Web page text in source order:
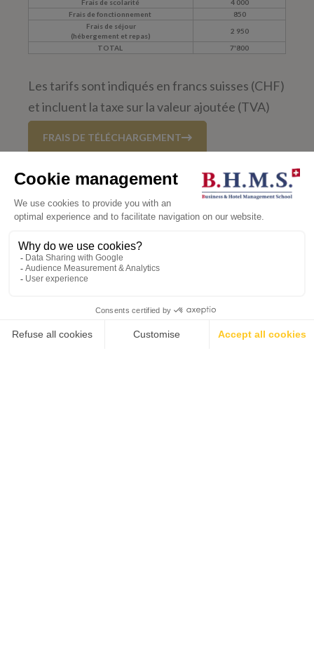
Frais de scolarité
4 000
Frais de fonctionnement
850
Frais de séjour
(hébergement et repas)
2 950
TOTAL
7'800
Les tarifs sont indiqués en francs suisses (CHF)
et incluent la taxe sur la valeur ajoutée (TVA)
FRAIS DE TÉLÉCHARGEMENT
Les coûts d'exploitation
comprennent :
Visa, permis B et impôts locaux
Accès à l'e-campus et à Internet